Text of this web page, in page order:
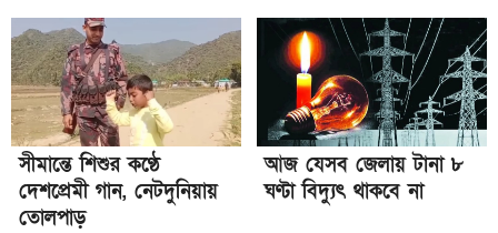
সীমান্তে শিশুর কণ্ঠে
দেশপ্রেমী গান, নেটদুনিয়ায়
তোলপাড়
আজ যেসব জেলায় টানা ৮
ঘণ্টা বিদ্যুৎ থাকবে না